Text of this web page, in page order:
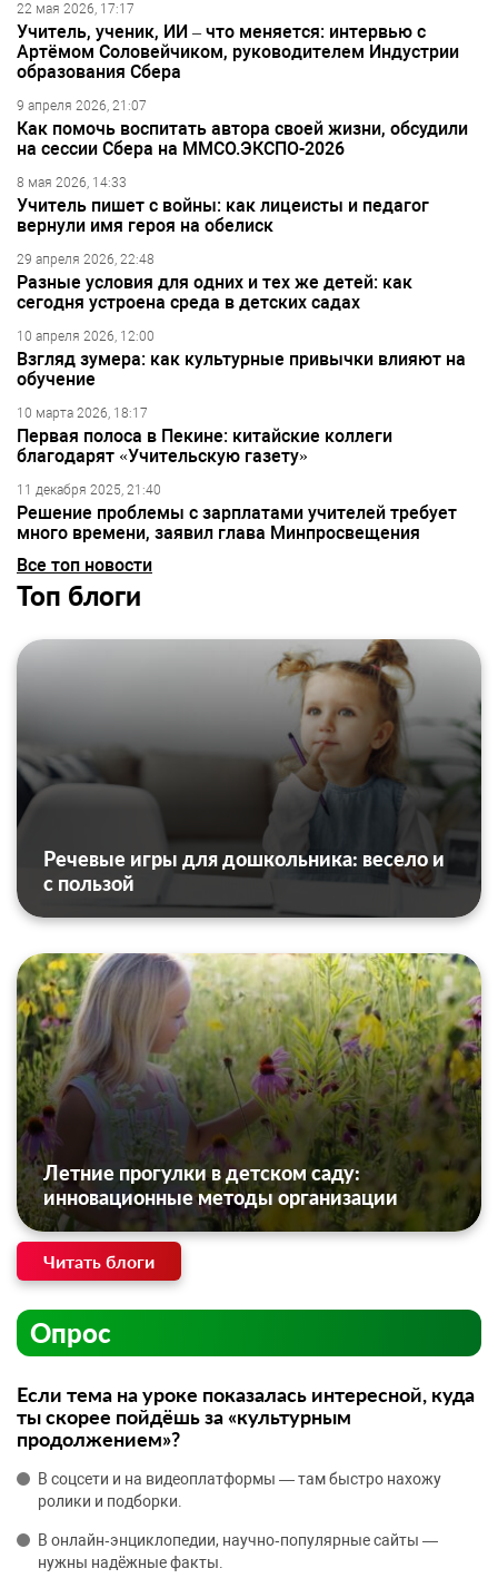
22 мая 2026, 17:17
Учитель, ученик, ИИ – что меняется: интервью с
Артёмом Соловейчиком, руководителем Индустрии
образования Сбера
9 апреля 2026, 21:07
Как помочь воспитать автора своей жизни, обсудили
на сессии Сбера на ММСО.ЭКСПО-2026
8 мая 2026, 14:33
Учитель пишет с войны: как лицеисты и педагог
вернули имя героя на обелиск
29 апреля 2026, 22:48
Разные условия для одних и тех же детей: как
сегодня устроена среда в детских садах
10 апреля 2026, 12:00
Взгляд зумера: как культурные привычки влияют на
обучение
10 марта 2026, 18:17
Первая полоса в Пекине: китайские коллеги
благодарят «Учительскую газету»
11 декабря 2025, 21:40
Решение проблемы с зарплатами учителей требует
много времени, заявил глава Минпросвещения
Все топ новости
Топ блоги
Речевые игры для дошкольника: весело и
с пользой
Летние прогулки в детском саду:
инновационные методы организации
Читать блоги
Опрос
Если тема на уроке показалась интересной, куда
ты скорее пойдёшь за «культурным
продолжением»?
В соцсети и на видеоплатформы — там быстро нахожу
ролики и подборки.
В онлайн‑энциклопедии, научно‑популярные сайты —
нужны надёжные факты.